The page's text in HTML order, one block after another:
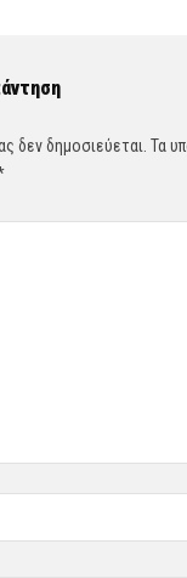
δεν δημοσιεύεται. Τα